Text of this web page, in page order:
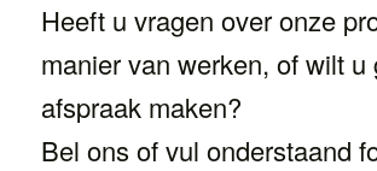
Heeft u vragen over onze
manier van werken, of wilt u
afspraak maken?
Bel ons of vul onderstaand